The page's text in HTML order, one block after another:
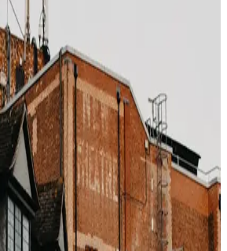
zu diesem Preis"
einzelnen Rate-Plan
Das Hotel kann noch 40
zu anderen Rate-Plänen.
gerade"– aktive Sessions
OTA, nicht auf der Hotelseite.
gebucht"– aggregiert über alle
nicht Ihr Datum.
– ab ca. 60 %
Belegung, nicht echte Knappheit.
gestiegen" – wird angezeigt, sobald
Session stieg, auch um 1 %.
mit Ihrem Gehirn